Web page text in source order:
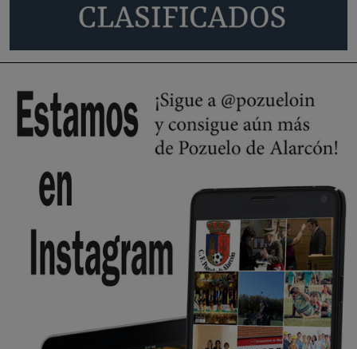
Será amigo de alguien importante...en el Congreso, Senado, en la
Policía o en la politica
🔴 EXCLUSIVA | El comisario de la …
😆Durán menos qué un caramelo en la puerta de un colegio 🍬
Pozuelo de Alarcón
🔴 EXCLUSIVA | El comisario de la …
se va porke no tiene piscina 🤪🤪🤪
Pozuelo de Alarcón
🔴 EXCLUSIVA | El comisario de la …